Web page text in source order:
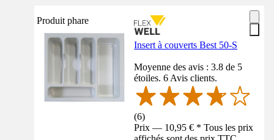
Produit phare
Insert à couverts Best 50-S
Moyenne des avis : 3.8 de 5
étoiles. 6 Avis clients.
(6)
Prix — 10,95 € * Tous les prix